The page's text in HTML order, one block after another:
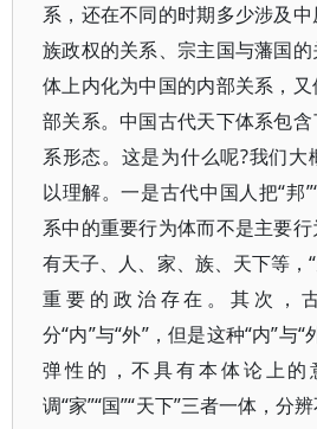
系，还在不同的时期多少涉及
族政权的关系、宗主国与藩国
体上内化为中国的内部关系，
部关系。中国古代天下体系包
系形态。这是为什么呢?我们大
以理解。一是古代中国人把“邦
系中的重要行为体而不是主要
有天子、人、家、族、天下等，“
重要的政治存在。其次，
分“内”与“外”，但是这种“内”与“
弹性的，不具有本体论上的
调“家”“国”“天下”三者一体，分